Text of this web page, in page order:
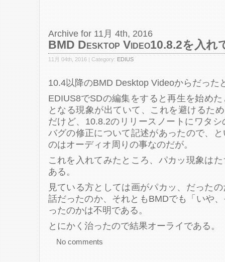
Archive for 11月 4th, 2016
BMD Desktop Video10.8.2を入れ
11月 04th, 2016 | Category: EDIUS
10.4以降のBMD Desktop Videoからだった
EDIUS8でSDの編集をすると再生を始め
となる現象が出ていて、これを避けるた
だけど、10.8.2のリリースノートにワタ
バグの修正について記述があったので、
のはオーディオ周りの事なのだが。
これを入れてみたところ、パカッ現象は
ある。
見ている方としては画がパカッ、だった
話だったのか、それともBMDでも「いや
ったのかは不明である。
とにかく治ったので結果オーライである。
No comments